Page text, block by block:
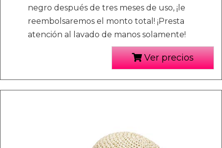
negro después de tres meses de uso, ¡le
reembolsaremos el monto total! ¡Presta
atención al lavado de manos solamente!
Ver precios